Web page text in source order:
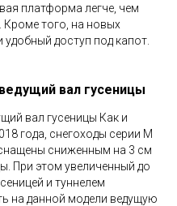
платформа легче, чем
Кроме того, на новых
удобный доступ под капот.
вал гусеницы
вал гусеницы Как и
года, снегоходы серии M
сниженным на 3 см
При этом увеличенный до
и туннелем
на данной модели ведущую